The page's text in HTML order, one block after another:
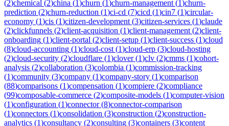
(2)chemical (2)china (1)churn (1)churn-management (1)churn-
prediction (2)churn-reduction (1)ci-cd (7)cicd (1)cin7 (1)circular-
economy (1)cis (1)citizen-development (3)citizen-services (1)claude
(2)clickfunnels (2)client-acquisition (1)client-management (2)client-
onboarding (1)client-portal (2)client-setup (1)client-success (1)cloud
(8)cloud-accounting (1)cloud-cost (1)cloud-erp (3)cloud-hosting
(2)cloud-security (2)cloudflare (1)clover(1)clv (2)cmms (1)cohort-
analysis (2)collaboration (3)colombia (1)commission-tracking
(1)community (3)company (1)company-story (1)comparison
(88)comparisons (1)compensation (1)compiere (2)compliance
(99)composable-commerce (2)composite-models (1)computer-vision
(1)configuration (1)connector(8)connector-comparison
(1)connectors (1)consolidation (3)construction (2)construction-
analytics (1)consultancy (2)consulting (3)containers (3)content